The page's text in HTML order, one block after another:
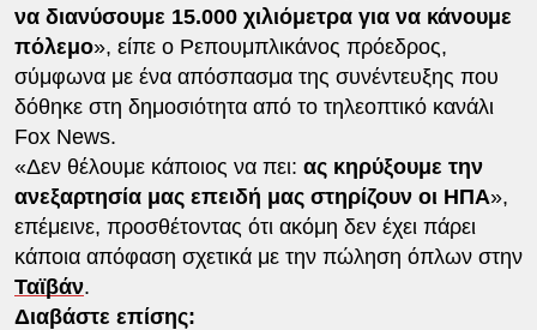
να διανύσουμε 15.000 χιλιόμετρα για να κάνουμε
πόλεμο», είπε ο Ρεπουμπλικάνος πρόεδρος,
σύμφωνα με ένα απόσπασμα της συνέντευξης που
δόθηκε στη δημοσιότητα από το τηλεοπτικό κανάλι
Fox News.
«Δεν θέλουμε κάποιος να πει: ας κηρύξουμε την
ανεξαρτησία μας επειδή μας στηρίζουν οι ΗΠΑ»,
επέμεινε, προσθέτοντας ότι ακόμη δεν έχει πάρει
κάποια απόφαση σχετικά με την πώληση όπλων στην
Ταϊβάν.
Διαβάστε επίσης: